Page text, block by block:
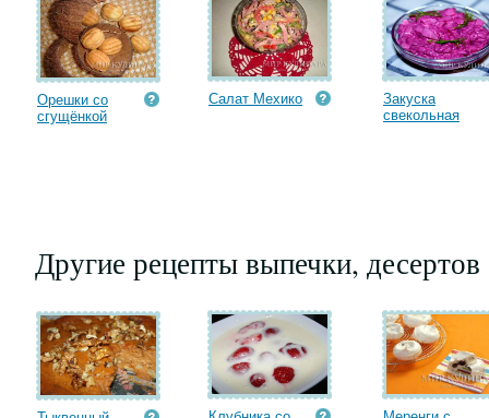
Орешки со
сгущёнкой
Салат Мехико
Закуска
свекольная
Другие рецепты выпечки, десертов